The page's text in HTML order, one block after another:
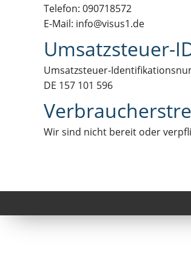
Telefon: 090718572
E-Mail: info@visus1.de
Umsatzsteuer-
Umsatzsteuer-
DE 157 101 596
Wir sind nicht bereit oder